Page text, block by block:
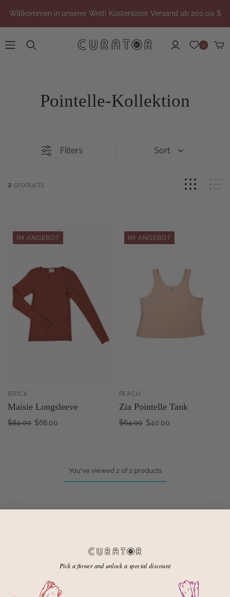
Willkommen in unserer Welt! Kostenloser Versand ab 200,00 $
0
Pointelle-Kollektion
Filters Sort
2 products
IM ANGEBOT
BRICK
Maisie Longsleeve
$84.00 $68.00
IM ANGEBOT
PEACH
Zia Pointelle Tank
$64.00 $40.00
You've viewed 2 of 2 products
Pick a flower and unlock a special discount